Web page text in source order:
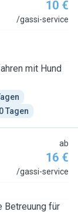
10 €
/gassi-service
mit Hund
Tagen
ab
16 €
/gassi-service
Betreuung für